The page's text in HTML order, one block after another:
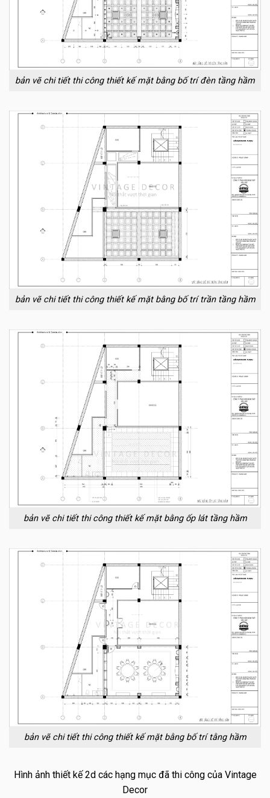
bản vẽ chi tiết thi công thiết kế mặt bằng bố trí đèn tầng hầm
bản vẽ chi tiết thi công thiết kế mặt bằng bố trí trần tầng hầm
bản vẽ chi tiết thi công thiết kế mặt bằng ốp lát tầng hầm
bản vẽ chi tiết thi công thiết kế mặt bằng bố trí tằng hầm
Hình ảnh thiết kế 2d các hạng mục đã thi công của Vintage
Decor